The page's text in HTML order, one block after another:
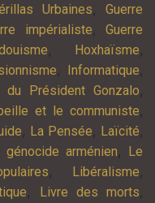
Urbaines,Guerre
impérialiste,Guerre
, Hoxhaïsme,
, Informatique,
du Président Gonzalo,
et le communiste,
, La Pensée, Laïcité,
génocide arménien,
Le
, Libéralisme,
, Livre des morts,